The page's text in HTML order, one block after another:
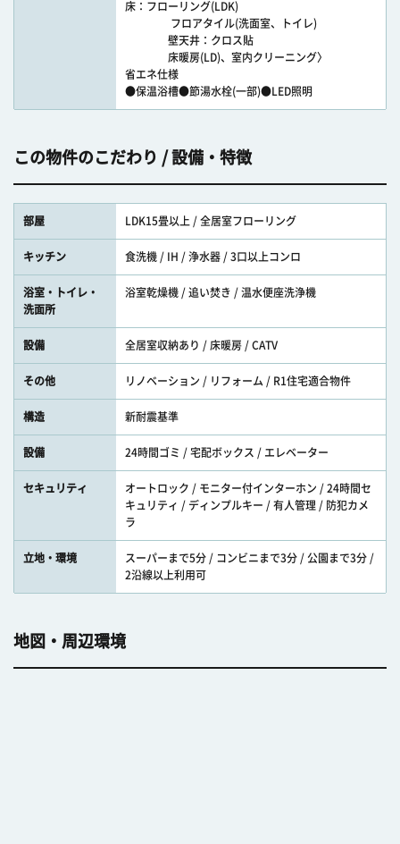
床：フローリング(LDK)
フロアタイル(洗面室、トイレ)
壁天井：クロス貼
床暖房(LD)、室内クリーニング〉
省エネ仕様
●保温浴槽●節湯水栓(一部)●LED照明
この物件のこだわり / 設備・特徴
部屋 LDK15畳以上 / 全居室フローリング
キッチン 食洗機 / IH / 浄水器 / 3口以上コンロ
浴室・トイレ・
洗面所
浴室乾燥機 / 追い焚き / 温水便座洗浄機
設備 全居室収納あり / 床暖房 / CATV
その他 リノベーション / リフォーム / R1住宅適合物件
構造 新耐震基準
設備 24時間ゴミ / 宅配ボックス / エレベーター
セキュリティ
オートロック / モニター付インターホン / 24時間セ
キュリティ / ディンプルキー / 有人管理 / 防犯カメ
ラ
立地・環境
スーパーまで5分 / コンビニまで3分 / 公園まで3分 /
2沿線以上利用可
地図・周辺環境